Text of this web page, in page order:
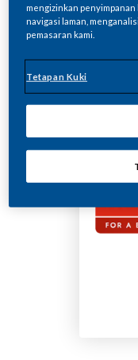
yang lebih
iaitu sejenis
kini sudah
pasaran di
mengizinkan
navigasi laman,
pemasaran kami.
Tetapan Kuki